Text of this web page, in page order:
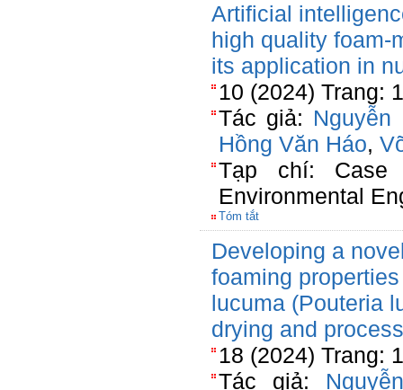
Artificial
high quality foam-
its application in
10 (2024) Trang:
Tác giả: Nguyễn
Hồng Văn Háo,
Tạp chí: Case
Environmental
Tóm tắt
Developing a
foaming
lucuma (Pouteria
drying and
18 (2024) Trang:
Tác giả: